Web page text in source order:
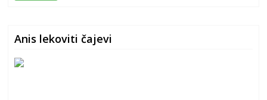
Anis lekoviti čajevi